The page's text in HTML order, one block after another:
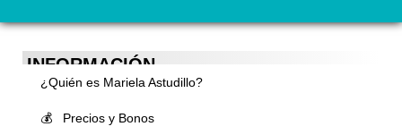
INFORMACIÓN
¿Quién es Mariela Astudillo?
💰 Precios y Bonos